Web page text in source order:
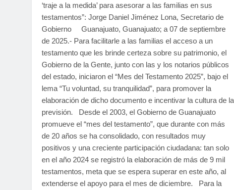
‘traje a la medida’ para asesorar a las familias en sus
testamentos”: Jorge Daniel Jiménez Lona, Secretario de
Gobierno Guanajuato, Guanajuato; a 07 de septiembre
de 2025.- Para facilitarle a las familias el acceso a un
testamento que les brinde certeza sobre su patrimonio, el
Gobierno de la Gente, junto con las y los notarios públicos
del estado, iniciaron el “Mes del Testamento 2025”, bajo el
lema “Tu voluntad, su tranquilidad”, para promover la
elaboración de dicho documento e incentivar la cultura de la
previsión. Desde el 2003, el Gobierno de Guanajuato
promueve el “mes del testamento”, que durante con más
de 20 años se ha consolidado, con resultados muy
positivos y una creciente participación ciudadana: tan solo
en el año 2024 se registró la elaboración de más de 9 mil
testamentos, meta que se espera superar en este año, al
extenderse el apoyo para el mes de diciembre. Para la